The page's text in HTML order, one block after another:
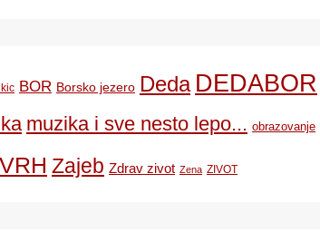
BOR Borsko jezero Deda DEDABOR
muzika i sve nesto lepo... obrazovanje
VRH Zajeb Zdrav zivot Zena ZIVOT